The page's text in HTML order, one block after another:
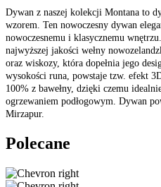
Dywan z naszej kolekcji Montana to
wzorem. Ten nowoczesny dywan
nowoczesnemu i klasycznemu
najwyższej jakości wełny
oraz wiskozy, która dopełnia jego
wysokości runa, powstaje tzw. efekt
100% z bawełny, dzięki czemu
ogrzewaniem podłogowym. Dywan
Mirzapur.
Polecane